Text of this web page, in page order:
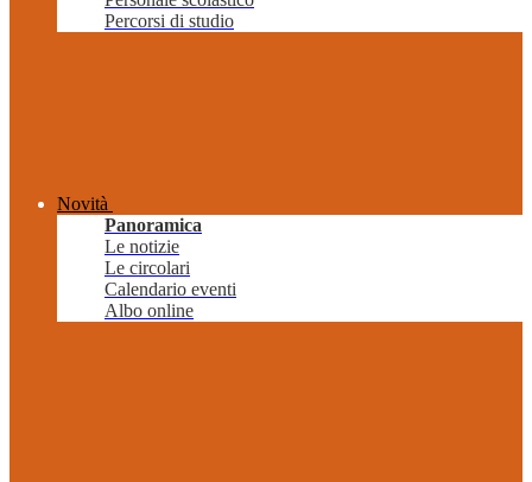
Percorsi di studio
Novità
Panoramica
Le notizie
Le circolari
Calendario eventi
Albo online